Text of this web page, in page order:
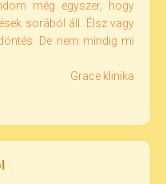
még egyszer, hogy
sorából áll. Élsz vagy
De nem mindig mi
Grace klinika